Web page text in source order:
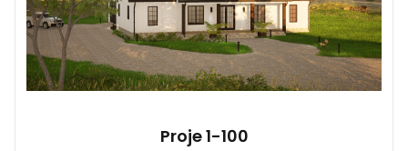
Proje 1-100